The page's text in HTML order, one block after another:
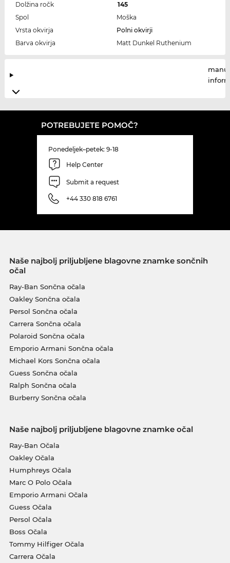
Dolžina ročk
145
Spol
Moška
Vrsta okvirja
Polni okvirji
Barva okvirja
Matt Dunkel Ruthenium
POTREBUJETE POMOČ?
Ponedeljek–petek: 9-18
Help Center
Submit a request
+44 330 818 6761
Naše najbolj priljubljene blagovne znamke sončnih
očal
Ray-Ban Sončna očala
Oakley Sončna očala
Persol Sončna očala
Carrera Sončna očala
Polaroid Sončna očala
Emporio Armani Sončna očala
Michael Kors Sončna očala
Guess Sončna očala
Ralph Sončna očala
Burberry Sončna očala
Naše najbolj priljubljene blagovne znamke očal
Ray-Ban Očala
Oakley Očala
Humphreys Očala
Marc O Polo Očala
Emporio Armani Očala
Guess Očala
Persol Očala
Boss Očala
Tommy Hilfiger Očala
Carrera Očala